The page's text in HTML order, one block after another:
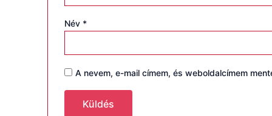
Név *
A nevem, e-mail címem, és weboldalcímem